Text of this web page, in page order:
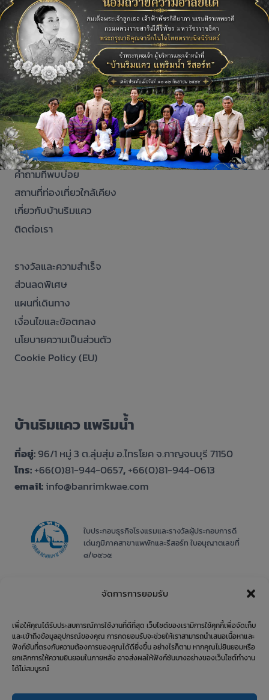
จัดการการยอมรับ
เพื่อให้คุณได้รับประสบการณ์การใช้งานที่ดีที่สุด เว็บไซต์ของเรามีการใช้คุกกี้เพื่อจัดเก็บ
และเข้าถึงข้อมูลอุปกรณ์ของคุณ การกดยอมรับจะช่วยให้เราสามารถนำเสนอเนื้อหาและ
ฟังก์ชันที่ตรงกับความต้องการของคุณได้ดียิ่งขึ้น อย่างไรก็ตาม หากคุณไม่ยินยอมหรือ
ยกเลิกการให้ความยินยอมในภายหลัง อาจส่งผลให้ฟังก์ชันบางอย่างของเว็บไซต์ทำงาน
ได้ไม่สมบูรณ์
READ MORE บ้าน
พัก
DELUXE
ที่พัก
กิจกรรม
แกลเลอรี่ภาพ
คำถามที่พบบ่อย
สถานที่ท่องเที่ยวใกล้เคียง
เกี่ยวกับบ้านริมแคว
ติดต่อเรา
รางวัลและความสำเร็จ
ส่วนลดพิเศษ
แผนที่เดินทาง
เงื่อนไขและข้อตกลง
นโยบายความเป็นส่วนตัว
Cookie Policy (EU)
บ้านริมแคว แพริมน้ำ
ที่อยู่:96/1 หมู่ 3 ต.ลุ่มสุ่ม อ.ไทรโยค จ.กาญจนบุรี 71150
โทร:+66(0)81-944-0657,+66(0)81-944-0613
email:info@banrimkwae.com
ใบประกอบธุรกิจโรงแรมและรางวัลผู้ประกอบการดี
เด่นภูมิภาคสาขาแพพักและรีสอร์ท ใบอนุญาตเลขที่
๘/๒๕๖๕